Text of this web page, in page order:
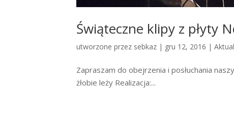
Świąteczne klipy z płyty
utworzone przez sebkaz | gru 12, 2016 |
Zapraszam do obejrzenia i posłuchania
żłobie leży Realizacja:...